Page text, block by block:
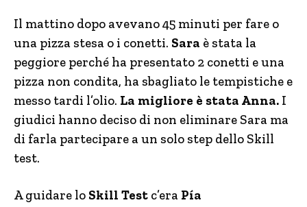
Il mattino dopo avevano 45 minuti per fare o
una pizza stesa o i conetti. Sara è stata la
peggiore perché ha presentato 2 conetti e una
pizza non condita, ha sbagliato le tempistiche e
messo tardi l’olio. La migliore è stata Anna. I
giudici hanno deciso di non eliminare Sara ma
di farla partecipare a un solo step dello Skill
test.
A guidare lo Skill Test c’era Pía